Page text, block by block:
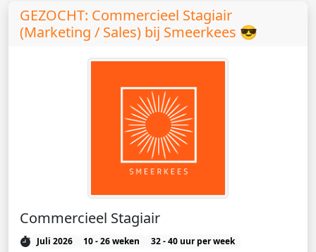
GEZOCHT: Commercieel Stagiair
(Marketing / Sales) bij Smeerkees 😎
Commercieel Stagiair
Juli 2026 10 - 26 weken
32 - 40 uur per week